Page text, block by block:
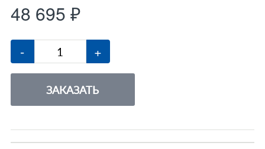
48 695 ₽
- +
ЗАКАЗАТЬ